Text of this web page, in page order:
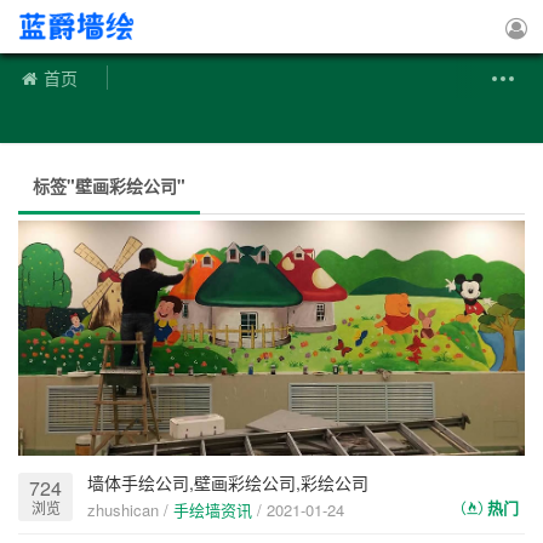
首页
标签"壁画彩绘公司"
724
浏览
墙体手绘公司,壁画彩绘公司,彩绘公司
热门
zhushican / 手绘墙资讯 / 2021-01-24